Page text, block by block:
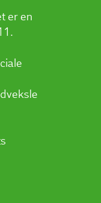
er en